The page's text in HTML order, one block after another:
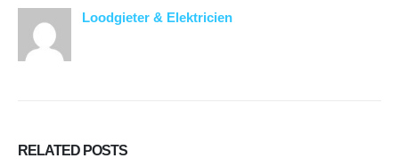
Loodgieter & Elektricien
RELATED POSTS